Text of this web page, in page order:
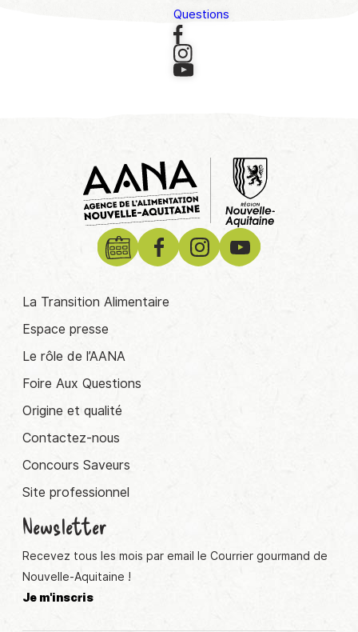
Questions
La Transition Alimentaire
Espace presse
Le rôle de l’AANA
Foire Aux Questions
Origine et qualité
Contactez-nous
Concours Saveurs
Site professionnel
Newsletter
Recevez tous les mois par email le Courrier gourmand de
Nouvelle-Aquitaine !
Je m'inscris